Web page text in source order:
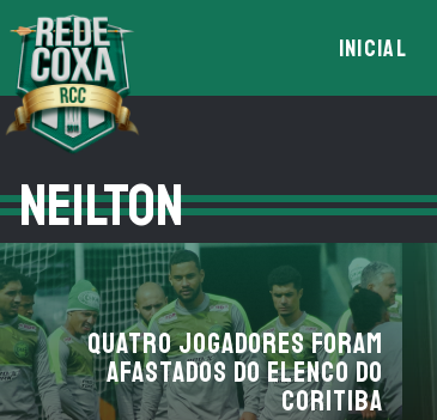
INICIAL
NEILTON
Quatro jogadores foram
afastados do elenco do
Coritiba